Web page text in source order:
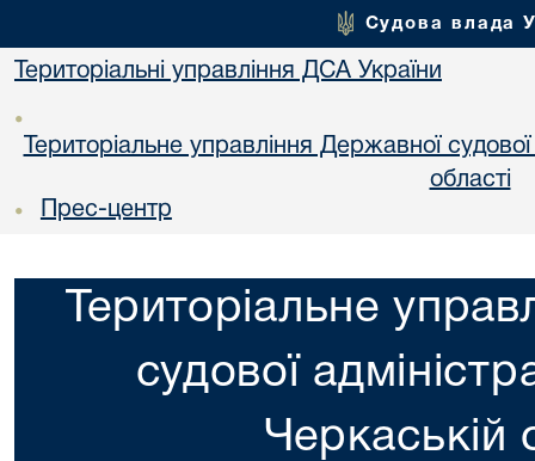
Судова влада
Територіальні управління ДСА України
•
Територіальне управління Державної судової
областi
• Прес-центр
Територіальне
судової
Черкаській